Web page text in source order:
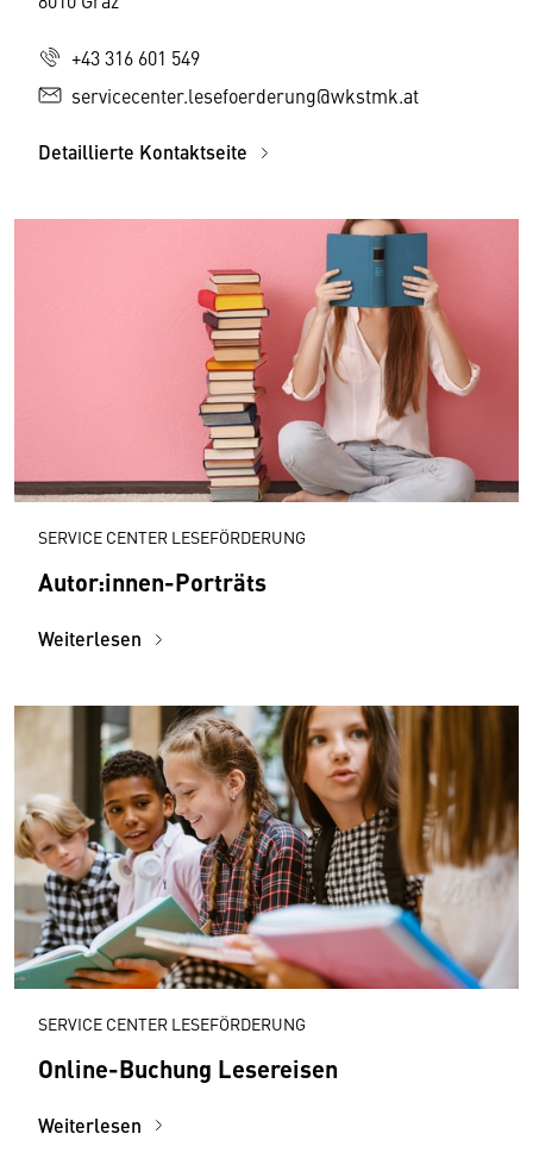
+43 316 601 549
servicecenter.lesefoerderung@wkstmk.at
Detaillierte Kontaktseite
SERVICE CENTER LESEFÖRDERUNG
Autor:innen-Porträts
Weiterlesen
SERVICE CENTER LESEFÖRDERUNG
Online-Buchung Lesereisen
Weiterlesen